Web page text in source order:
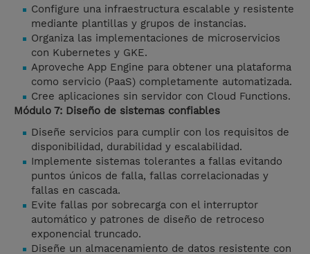
Configure una infraestructura escalable y resistente
mediante plantillas y grupos de instancias.
Organiza las implementaciones de microservicios
con Kubernetes y GKE.
Aproveche App Engine para obtener una plataforma
como servicio (PaaS) completamente automatizada.
Cree aplicaciones sin servidor con Cloud Functions.
Módulo 7: Diseño de sistemas confiables
Diseñe servicios para cumplir con los requisitos de
disponibilidad, durabilidad y escalabilidad.
Implemente sistemas tolerantes a fallas evitando
puntos únicos de falla, fallas correlacionadas y
fallas en cascada.
Evite fallas por sobrecarga con el interruptor
automático y patrones de diseño de retroceso
exponencial truncado.
Diseñe un almacenamiento de datos resistente con